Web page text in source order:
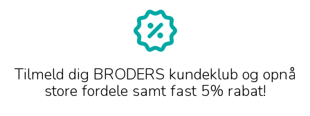
Tilmeld dig BRODERS kundeklub og opnå
store fordele samt fast 5% rabat!